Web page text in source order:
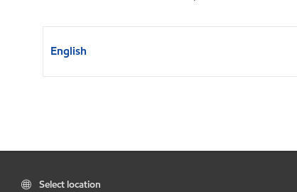
English
Select location